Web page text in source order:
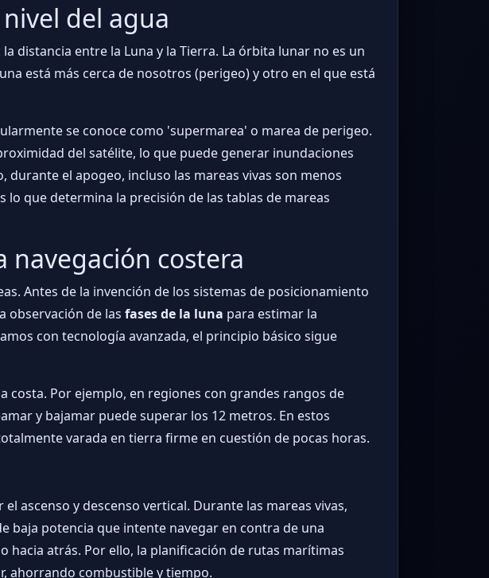
del agua
distancia entre la Luna y la Tierra. La órbita lunar no es un
está más cerca de nosotros (perigeo) y otro en el que está
se conoce como 'supermarea' o marea de perigeo.
del satélite, lo que puede generar inundaciones
el apogeo, incluso las mareas vivas son menos
que determina la precisión de las tablas de mareas
costera
Antes de la invención de los sistemas de posicionamiento
observación de las fases de la luna para estimar la
con tecnología avanzada, el principio básico sigue
costa. Por ejemplo, en regiones con grandes rangos de
y bajamar puede superar los 12 metros. En estos
varada en tierra firme en cuestión de pocas horas.
ascenso y descenso vertical. Durante las mareas vivas,
baja potencia que intente navegar en contra de una
atrás. Por ello, la planificación de rutas marítimas
ahorrando combustible y tiempo.